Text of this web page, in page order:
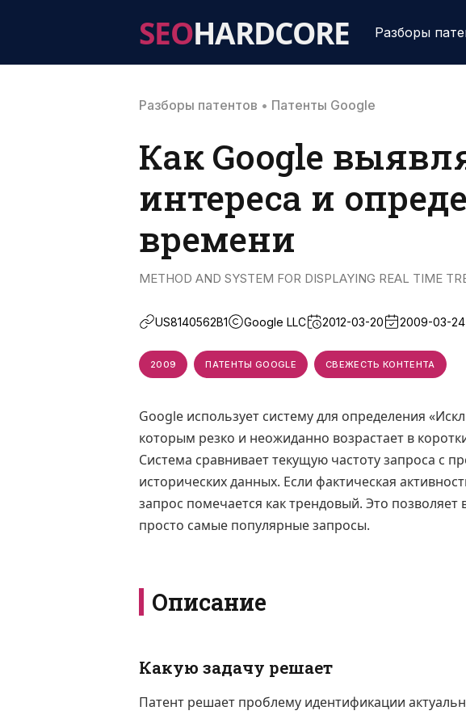
SEOHARDCORE Разборы
Разборы патентов • Патенты Google
Как Google
интереса и
времени
METHOD AND SYSTEM FOR DISPLAYING REAL TIME
US8140562B1 Google LLC 2012-03-20 2009-03-24
2009 ПАТЕНТЫ GOOGLE СВЕЖЕСТЬ КОНТЕНТА
Google использует систему для определения
которым резко и неожиданно возрастает в
Система сравнивает текущую частоту запроса с
исторических данных. Если фактическая
запрос помечается как трендовый. Это
просто самые популярные запросы.
Описание
Какую задачу решает
Патент решает проблему идентификации